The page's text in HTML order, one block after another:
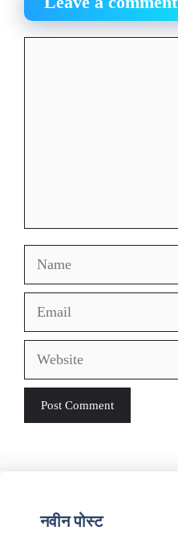
Name
Email
Website
नवीन पोस्ट